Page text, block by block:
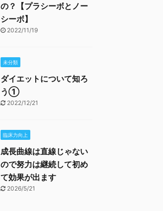
の？【プラシーボとノー
シーボ】
2022/11/19
未分類
ダイエットについて知ろ
う①
2022/12/21
臨床力向上
成長曲線は直線じゃない
ので努力は継続して初め
て効果が出ます
2026/5/21